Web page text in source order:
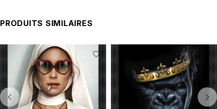
PRODUITS SIMILAIRES